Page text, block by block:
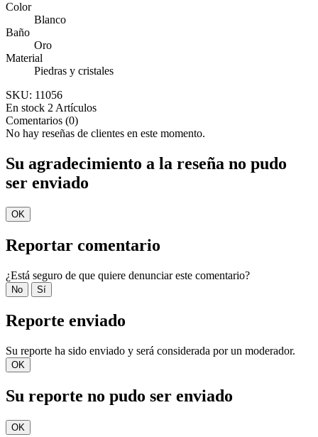
Color
Blanco
Baño
Oro
Material
Piedras y cristales
SKU: 11056
En stock 2 Artículos
Comentarios (0)
No hay reseñas de clientes en este momento.
Su agradecimiento a la reseña no pudo
ser enviado
OK
Reportar comentario
¿Está seguro de que quiere denunciar este comentario?
No Sí
Reporte enviado
Su reporte ha sido enviado y será considerada por un moderador.
OK
Su reporte no pudo ser enviado
OK